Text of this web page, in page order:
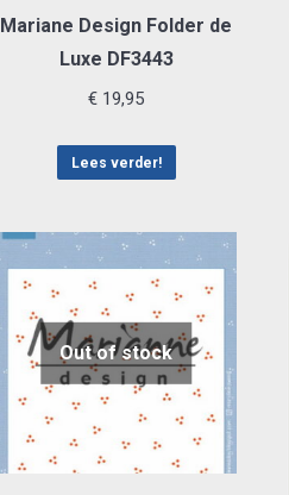
Mariane Design Folder de
Luxe DF3443
€ 19,95
Lees verder!
Out of stock